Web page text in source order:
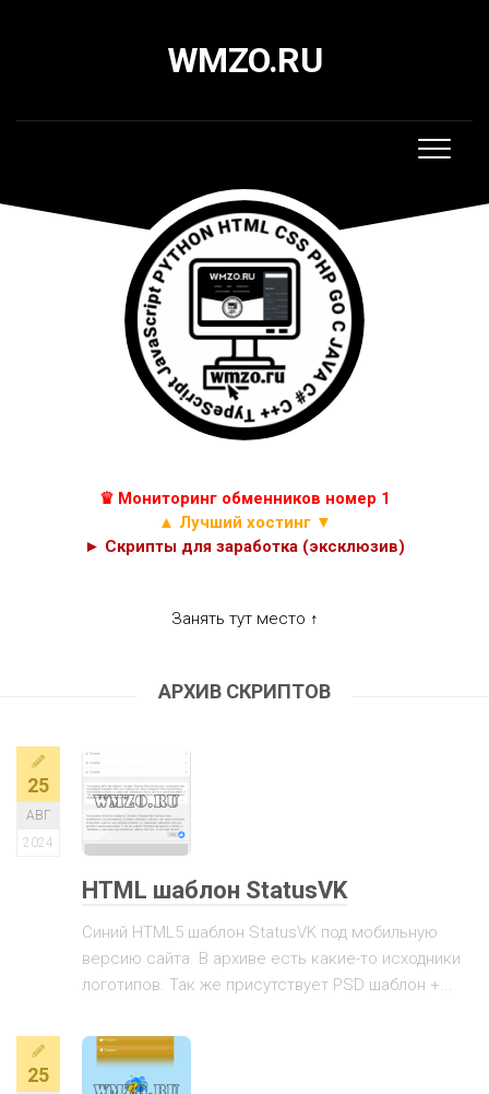
WMZO.RU
♛ Мониторинг обменников номер 1
▲ Лучший хостинг ▼
► Скрипты для заработка (эксклюзив)
Занять тут место ↑
АРХИВ СКРИПТОВ
25
АВГ
2024
HTML шаблон StatusVK
Синий HTML5 шаблон StatusVK под мобильную
версию сайта. В архиве есть какие-то исходники
логотипов. Так же присутствует PSD шаблон +...
25